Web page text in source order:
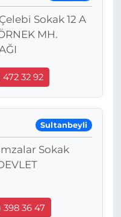
Sokak 12 A
MH.
472 32 92
Sultanbeyli
Sokak
398 36 47